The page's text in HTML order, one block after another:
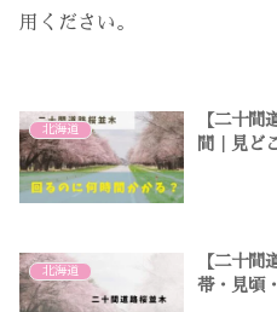
用ください。
北海道
【二十間
間｜見ど
北海道
【二十間
帯・見頃